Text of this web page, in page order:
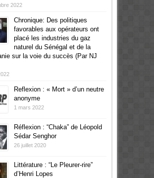
2022
Chronique: Des politiques
favorables aux opérateurs ont
placé les industries du gaz
naturel du Sénégal et de la
sur la voie du succès (Par NJ
Reflexion : « Mort » d’un neutre
anonyme
1 mars 2022
Réflexion : “Chaka” de Léopold
Sédar Senghor
26 juillet 2020
Littérature : “Le Pleurer-rire”
d’Henri Lopes